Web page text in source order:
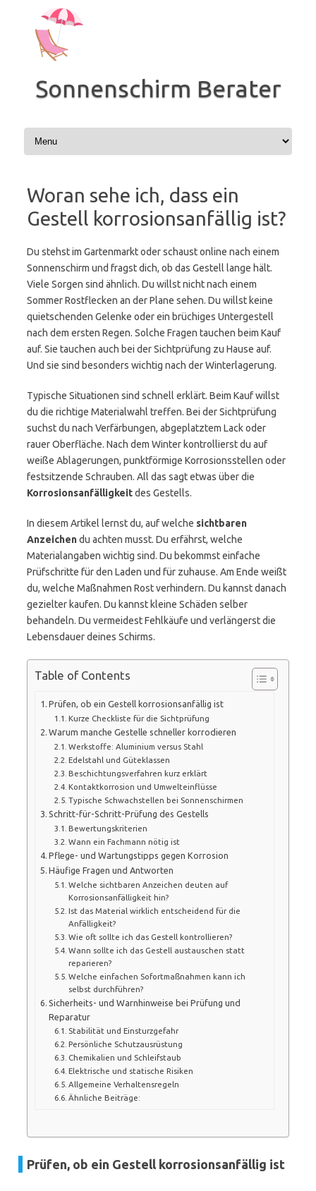
springen
Sonnenschirm Berater
Woran sehe ich, dass ein
Gestell korrosionsanfällig ist?
Du stehst im Gartenmarkt oder schaust online nach einem
Sonnenschirm und fragst dich, ob das Gestell lange hält.
Viele Sorgen sind ähnlich. Du willst nicht nach einem
Sommer Rostflecken an der Plane sehen. Du willst keine
quietschenden Gelenke oder ein brüchiges Untergestell
nach dem ersten Regen. Solche Fragen tauchen beim Kauf
auf. Sie tauchen auch bei der Sichtprüfung zu Hause auf.
Und sie sind besonders wichtig nach der Winterlagerung.
Typische Situationen sind schnell erklärt. Beim Kauf willst
du die richtige Materialwahl treffen. Bei der Sichtprüfung
suchst du nach Verfärbungen, abgeplatztem Lack oder
rauer Oberfläche. Nach dem Winter kontrollierst du auf
weiße Ablagerungen, punktförmige Korrosionsstellen oder
festsitzende Schrauben. All das sagt etwas über die
Korrosionsanfälligkeitdes Gestells.
In diesem Artikel lernst du, auf welche sichtbaren
Anzeichendu achten musst. Du erfährst, welche
Materialangaben wichtig sind. Du bekommst einfache
Prüfschritte für den Laden und für zuhause. Am Ende weißt
du, welche Maßnahmen Rost verhindern. Du kannst danach
gezielter kaufen. Du kannst kleine Schäden selber
behandeln. Du vermeidest Fehlkäufe und verlängerst die
Lebensdauer deines Schirms.
Table of Contents
Prüfen, ob ein Gestell korrosionsanfällig ist
Kurze Checkliste für die Sichtprüfung
Warum manche Gestelle schneller korrodieren
Werkstoffe: Aluminium versus Stahl
Edelstahl und Güteklassen
Beschichtungsverfahren kurz erklärt
Kontaktkorrosion und Umwelteinflüsse
Typische Schwachstellen bei Sonnenschirmen
Schritt-für-Schritt-Prüfung des Gestells
Bewertungskriterien
Wann ein Fachmann nötig ist
Pflege- und Wartungstipps gegen Korrosion
Häufige Fragen und Antworten
Welche sichtbaren Anzeichen deuten auf
Korrosionsanfälligkeit hin?
Ist das Material wirklich entscheidend für die
Anfälligkeit?
Wie oft sollte ich das Gestell kontrollieren?
Wann sollte ich das Gestell austauschen statt
reparieren?
Welche einfachen Sofortmaßnahmen kann ich
selbst durchführen?
Sicherheits- und Warnhinweise bei Prüfung und
Reparatur
Stabilität und Einsturzgefahr
Persönliche Schutzausrüstung
Chemikalien und Schleifstaub
Elektrische und statische Risiken
Allgemeine Verhaltensregeln
Ähnliche Beiträge:
Prüfen, ob ein Gestell korrosionsanfällig ist